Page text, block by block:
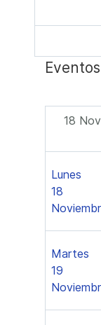
18
Lunes
18
Martes
19